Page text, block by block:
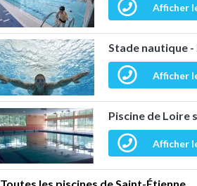
Afficher
Stade nautique -
Afficher
Piscine de Loire
Afficher